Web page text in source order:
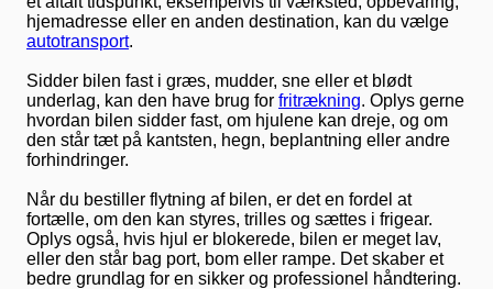
hjemadresse eller en anden destination, kan du vælge
autotransport.
Sidder bilen fast i græs, mudder, sne eller et blødt
underlag, kan den have brug for fritrækning. Oplys gerne
hvordan bilen sidder fast, om hjulene kan dreje, og om
den står tæt på kantsten, hegn, beplantning eller andre
forhindringer.
Når du bestiller flytning af bilen, er det en fordel at
fortælle, om den kan styres, trilles og sættes i frigear.
Oplys også, hvis hjul er blokerede, bilen er meget lav,
eller den står bag port, bom eller rampe. Det skaber et
bedre grundlag for en sikker og professionel håndtering.